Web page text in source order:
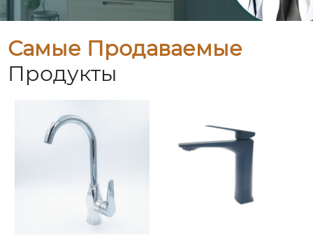
Самые Продаваемые
Продукты